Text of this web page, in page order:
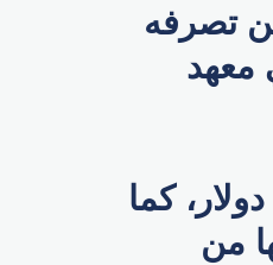
تصرفه
معهد
جورج ويا، مبلغ 10 آلاف دولار، كما
من